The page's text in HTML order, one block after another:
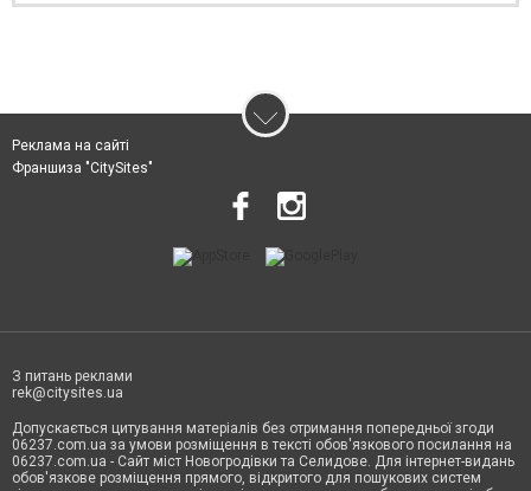
Реклама на сайті
Франшиза "CitySites"
З питань реклами
rek@citysites.ua
Допускається цитування матеріалів без отримання попередньої згоди
06237.com.ua за умови розміщення в тексті обов'язкового посилання на
06237.com.ua - Сайт міст Новогродівки та Селидове. Для інтернет-видань
обов'язкове розміщення прямого, відкритого для пошукових систем